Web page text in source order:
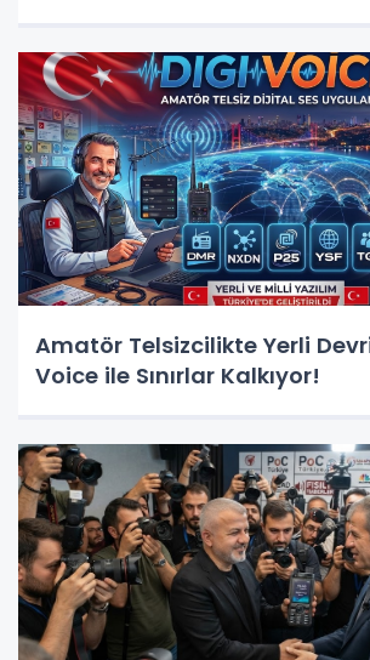
Amatör Telsizcilikte Yerli
Voice ile Sınırlar Kalkıyor!